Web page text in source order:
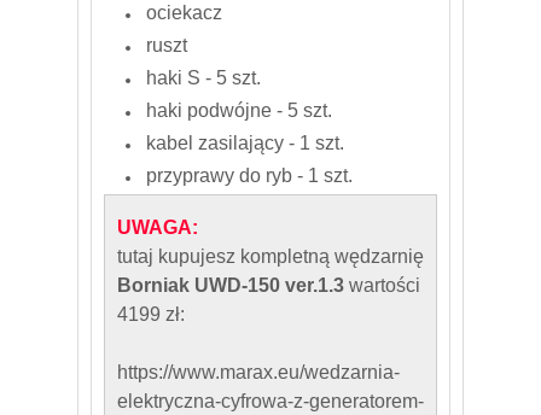
ociekacz
ruszt
haki S - 5 szt.
haki podwójne - 5 szt.
kabel zasilający - 1 szt.
przyprawy do ryb - 1 szt.
UWAGA:
tutaj kupujesz kompletną wędzarnię
Borniak UWD-150 ver.1.3 wartości
4199 zł:
https://www.marax.eu/wedzarnia-
elektryczna-cyfrowa-z-generatorem-